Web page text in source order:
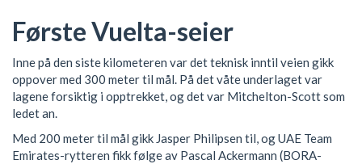
Første Vuelta-seier
Inne på den siste kilometeren var det teknisk inntil veien gikk
oppover med 300 meter til mål. På det våte underlaget var
lagene forsiktig i opptrekket, og det var Mitchelton-Scott som
ledet an.
Med 200 meter til mål gikk Jasper Philipsen til, og UAE Team
Emirates-rytteren fikk følge av Pascal Ackermann (BORA-